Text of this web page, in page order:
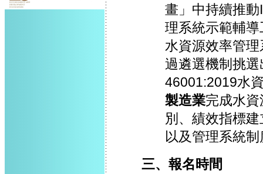
畫」中持續推
理系統示範輔導
水資源效率管
過遴選機制挑選
46001:2019水
製造業完成水
別、績效指標
以及管理系統
三、報名時間